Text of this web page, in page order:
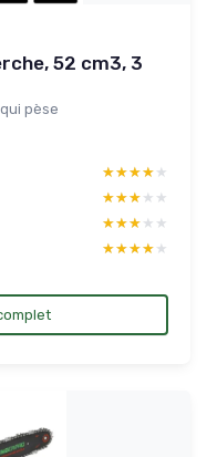
52 cm3, 3
pèse
★★★★★
★★★★★
★★★★★
★★★★★
★★★★★
★★★★★
★★★★★
★★★★★